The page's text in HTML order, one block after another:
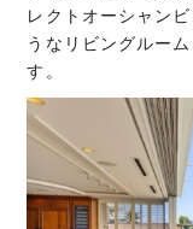
レクトオーシャン
うなリビングルー
す。